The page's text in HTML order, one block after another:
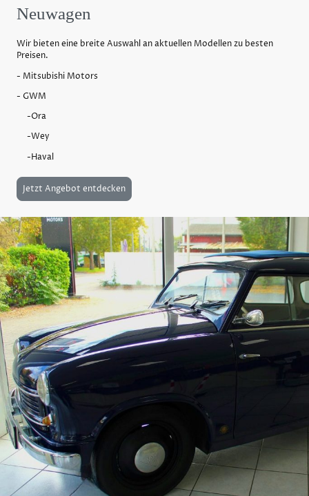
Neuwagen
Wir bieten eine breite Auswahl an aktuellen Modellen zu besten
Preisen.
- Mitsubishi Motors
- GWM
-Ora
-Wey
-Haval
Jetzt Angebot entdecken